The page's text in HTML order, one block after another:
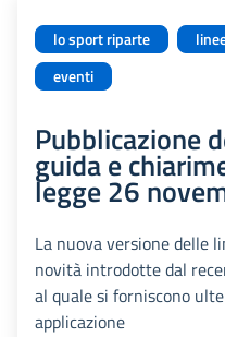
lo sport riparte
eventi
Pubblicazione
guida e
legge 26
La nuova versione delle
novità introdotte dal
al quale si forniscono
applicazione